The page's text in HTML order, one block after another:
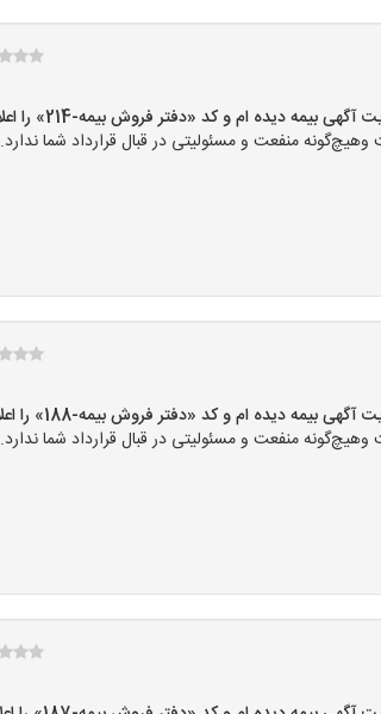
دیده ام و کد «دفتر فروش بیمه-214» را اعلام کنید»
منفعت و مسئولیتی در قبال قرارداد شما ندارد.
دیده ام و کد «دفتر فروش بیمه-188» را اعلام کنید»
منفعت و مسئولیتی در قبال قرارداد شما ندارد.